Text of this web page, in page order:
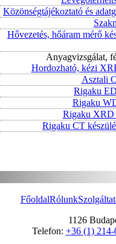
Közönségtájékoztató és
Hővezetés, hőáram mérő
Anyagvizsgálat,
Hordozható, kézi
Asztali
Rigaku
Rigaku
Rigaku XRD
Rigaku CT
FőoldalRólunk
1126
Telefon: +36 (1) 214-